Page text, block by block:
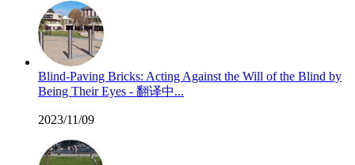
Blind-Paving Bricks: Acting Against the Will of the Blind by
Being Their Eyes - 翻译中...
2023/11/09